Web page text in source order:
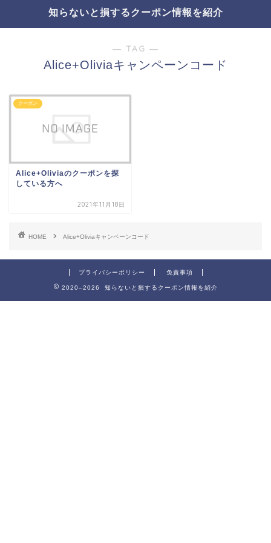
知らないと損するクーポン情報を紹介
― TAG ―
Alice+Oliviaキャンペーンコード
クーポン
Alice+Oliviaのクーポンを探
している方へ
2021年11月18日
HOME Alice+Oliviaキャンペーンコード
プライバシーポリシー 免責事項
2020–2026 知らないと損するクーポン情報を紹介